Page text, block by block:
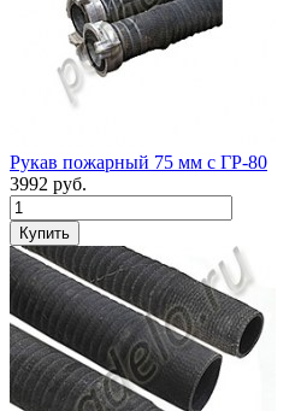
Рукав пожарный 75 мм с ГР-80
3992 руб.